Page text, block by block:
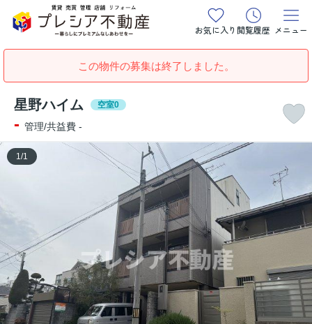
お気に入り 閲覧履歴 メニュー
この物件の募集は終了しました。
星野ハイム 空室0
- 管理/共益費 -
1 /1